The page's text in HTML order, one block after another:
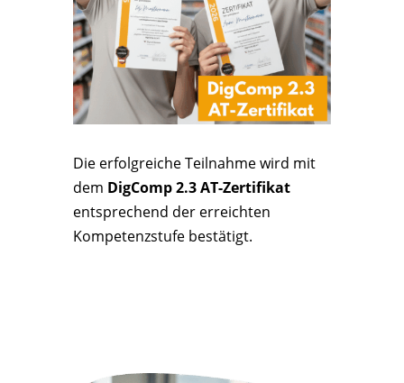
Die erfolgreiche Teilnahme wird mit
dem DigComp 2.3 AT-Zertifikat
entsprechend der erreichten
Kompetenzstufe bestätigt.